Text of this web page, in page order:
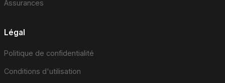
Assurances
Légal
Politique de confidentialité
Conditions d'utilisation